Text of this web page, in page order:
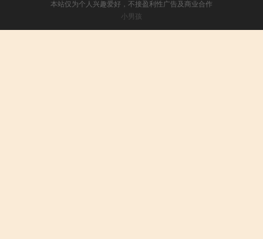
本站仅为个人兴趣爱好，不接盈利性广告及商业合作
小男孩